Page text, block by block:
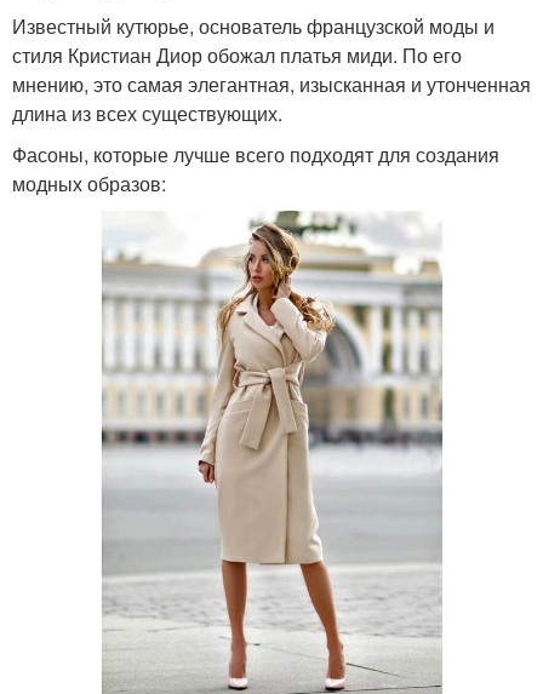
Известный кутюрье, основатель французской моды и
стиля Кристиан Диор обожал платья миди. По его
мнению, это самая элегантная, изысканная и утонченная
длина из всех существующих.
Фасоны, которые лучше всего подходят для создания
модных образов: